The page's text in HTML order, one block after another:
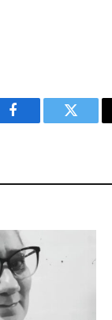
Facebook Twitter